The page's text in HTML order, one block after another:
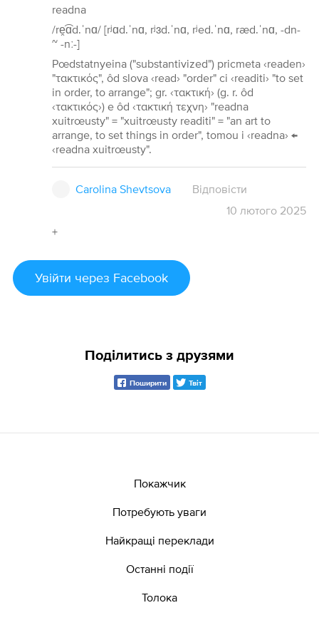
readna
/re̯͡ɑd.ˈnɑ/ [rʲɑd.ˈnɑ, rʲɜd.ˈnɑ, rʲed.ˈnɑ, ræd.ˈnɑ, -dn-
~ -nː-]
Pœdstatnyeina ("substantivized") pricmeta ‹readen›
"τακτικός", ôd slova ‹read› "order" ci ‹readiti› "to set
in order, to arrange"; gr. ‹τακτική› (g. r. ôd
‹τακτικός›) e ôd ‹τακτική τεχνη› "readna
xuitrœusty" = "xuitrœusty readiti" = "an art to
arrange, to set things in order", tomou i ‹readna› ←
‹readna xuitrœusty".
Carolina Shevtsova
Відповісти
10 лютого 2025
+
Увійти через Facebook
Поділитись з друзями
Поширити Твіт
Покажчик
Потребують уваги
Найкращі переклади
Останні події
Толока